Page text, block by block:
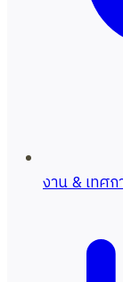
งาน & เทศก